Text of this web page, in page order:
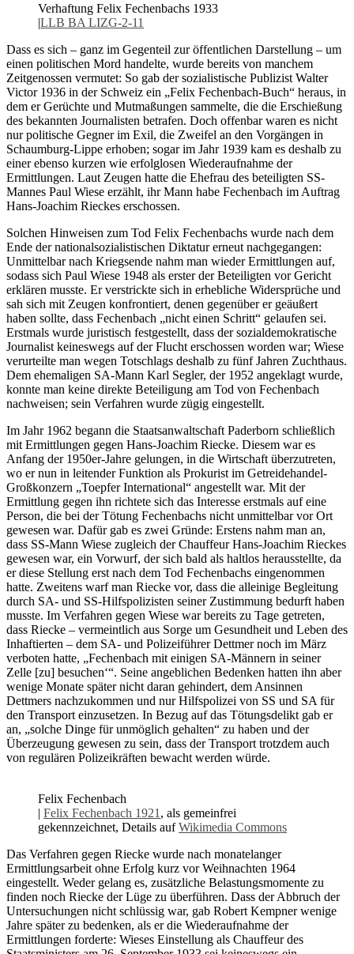
Verhaftung Felix Fechenbachs 1933
|LLB BA LIZG-2-11
Dass es sich – ganz im Gegenteil zur öffentlichen Darstellung – um
einen politischen Mord handelte, wurde bereits von manchem
Zeitgenossen vermutet: So gab der sozialistische Publizist Walter
Victor 1936 in der Schweiz ein „Felix Fechenbach-Buch“ heraus, in
dem er Gerüchte und Mutmaßungen sammelte, die die Erschießung
des bekannten Journalisten betrafen. Doch offenbar waren es nicht
nur politische Gegner im Exil, die Zweifel an den Vorgängen in
Schaumburg-Lippe erhoben; sogar im Jahr 1939 kam es deshalb zu
einer ebenso kurzen wie erfolglosen Wiederaufnahme der
Ermittlungen. Laut Zeugen hatte die Ehefrau des beteiligten SS-
Mannes Paul Wiese erzählt, ihr Mann habe Fechenbach im Auftrag
Hans-Joachim Rieckes erschossen.
Solchen Hinweisen zum Tod Felix Fechenbachs wurde nach dem
Ende der nationalsozialistischen Diktatur erneut nachgegangen:
Unmittelbar nach Kriegsende nahm man wieder Ermittlungen auf,
sodass sich Paul Wiese 1948 als erster der Beteiligten vor Gericht
erklären musste. Er verstrickte sich in erhebliche Widersprüche und
sah sich mit Zeugen konfrontiert, denen gegenüber er geäußert
haben sollte, dass Fechenbach „nicht einen Schritt“ gelaufen sei.
Erstmals wurde juristisch festgestellt, dass der sozialdemokratische
Journalist keineswegs auf der Flucht erschossen worden war; Wiese
verurteilte man wegen Totschlags deshalb zu fünf Jahren Zuchthaus.
Dem ehemaligen SA-Mann Karl Segler, der 1952 angeklagt wurde,
konnte man keine direkte Beteiligung am Tod von Fechenbach
nachweisen; sein Verfahren wurde zügig eingestellt.
Im Jahr 1962 begann die Staatsanwaltschaft Paderborn schließlich
mit Ermittlungen gegen Hans-Joachim Riecke. Diesem war es
Anfang der 1950er-Jahre gelungen, in die Wirtschaft überzutreten,
wo er nun in leitender Funktion als Prokurist im Getreidehandel-
Großkonzern „Toepfer International“ angestellt war. Mit der
Ermittlung gegen ihn richtete sich das Interesse erstmals auf eine
Person, die bei der Tötung Fechenbachs nicht unmittelbar vor Ort
gewesen war. Dafür gab es zwei Gründe: Erstens nahm man an,
dass SS-Mann Wiese zugleich der Chauffeur Hans-Joachim Rieckes
gewesen war, ein Vorwurf, der sich bald als haltlos herausstellte, da
er diese Stellung erst nach dem Tod Fechenbachs eingenommen
hatte. Zweitens warf man Riecke vor, dass die alleinige Begleitung
durch SA- und SS-Hilfspolizisten seiner Zustimmung bedurft haben
musste. Im Verfahren gegen Wiese war bereits zu Tage getreten,
dass Riecke – vermeintlich aus Sorge um Gesundheit und Leben des
Inhaftierten – dem SA- und Polizeiführer Dettmer noch im März
verboten hatte, „Fechenbach mit einigen SA-Männern in seiner
Zelle [zu] besuchen‘“. Seine angeblichen Bedenken hatten ihn aber
wenige Monate später nicht daran gehindert, dem Ansinnen
Dettmers nachzukommen und nur Hilfspolizei von SS und SA für
den Transport einzusetzen. In Bezug auf das Tötungsdelikt gab er
an, „solche Dinge für unmöglich gehalten“ zu haben und der
Überzeugung gewesen zu sein, dass der Transport trotzdem auch
von regulären Polizeikräften bewacht werden würde.
Felix Fechenbach
| Felix Fechenbach 1921 , als gemeinfrei
gekennzeichnet, Details aufWikimedia Commons
Das Verfahren gegen Riecke wurde nach monatelanger
Ermittlungsarbeit ohne Erfolg kurz vor Weihnachten 1964
eingestellt. Weder gelang es, zusätzliche Belastungsmomente zu
finden noch Riecke der Lüge zu überführen. Dass der Abbruch der
Untersuchungen nicht schlüssig war, gab Robert Kempner wenige
Jahre später zu bedenken, als er die Wiederaufnahme der
Ermittlungen forderte: Wieses Einstellung als Chauffeur des